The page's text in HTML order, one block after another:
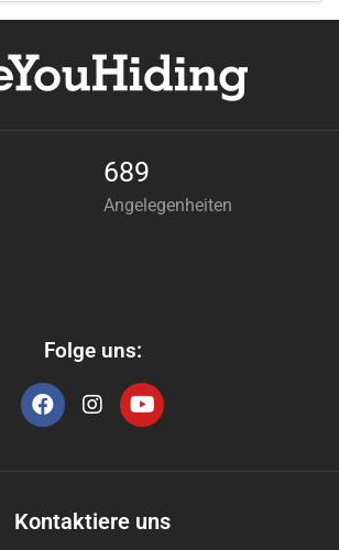
689
Angelegenheiten
Folge uns:
Kontaktiere uns